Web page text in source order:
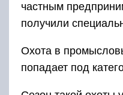
частным
получили
Охота в
попадает под